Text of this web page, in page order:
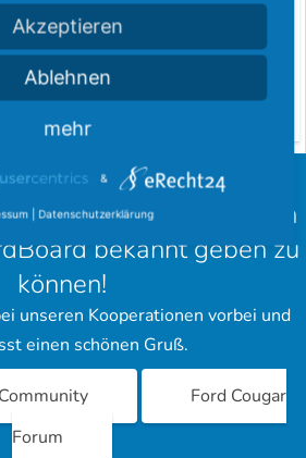
unsere langjährigen
bekannt geben zu
können!
unseren Kooperationen vorbei und
einen schönen Gruß.
Ford Cougar
Forum
Akzeptieren
Ablehnen
mehr
&
Datenschutzerklärung